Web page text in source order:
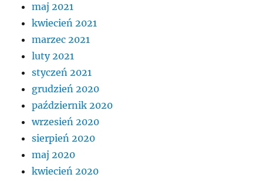
maj 2021
kwiecień 2021
marzec 2021
luty 2021
styczeń 2021
grudzień 2020
październik 2020
wrzesień 2020
sierpień 2020
maj 2020
kwiecień 2020